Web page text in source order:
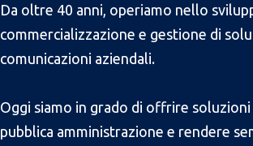
Da oltre 40 anni, operiamo nello
commercializzazione e gestione di
comunicazioni aziendali.
Oggi siamo in grado di offrire
pubblica amministrazione e rendere